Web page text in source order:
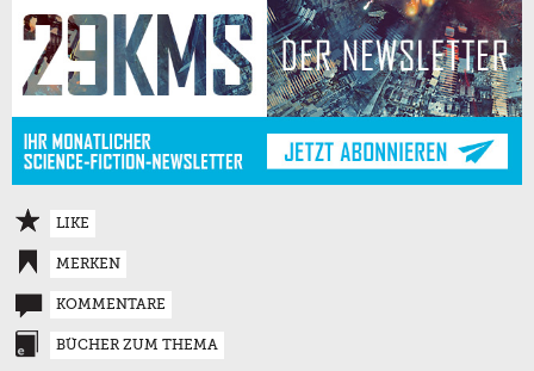
LIKE
MERKEN
KOMMENTARE
BÜCHER ZUM THEMA